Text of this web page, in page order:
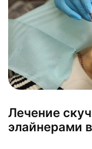
Лечение
элайнерами в